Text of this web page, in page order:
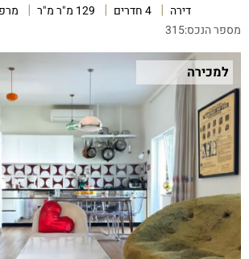
דירה
4 חדרים 129 מ"ר מ"ר
מספר הנכס:315
למכירה